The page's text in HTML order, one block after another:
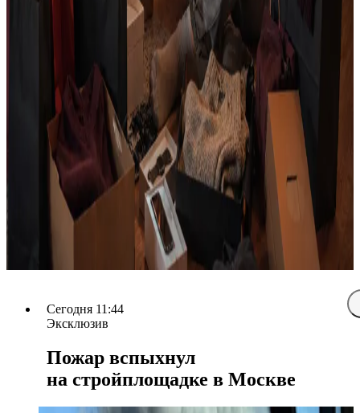
Сегодня 11:44
Эксклюзив
Пожар вспыхнул
на стройплощадке в Москве